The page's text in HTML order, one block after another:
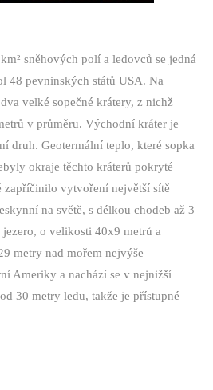
sněhových polí a ledovců se jedná
48 pevninských států USA. Na
velké sopečné krátery, z nichž
v průměru. Východní kráter je
druh. Geotermální teplo, které sopka
okraje těchto kráterů pokryté
zapříčinilo vytvoření největší sítě
na světě, s délkou chodeb až 3
o velikosti 40x9 metrů a
metry nad mořem nejvýše
Ameriky a nachází se v nejnižší
30 metry ledu, takže je přístupné